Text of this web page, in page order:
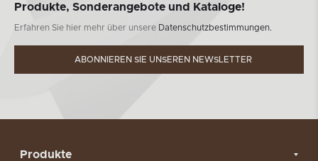
Produkte, Sonderangebote und Kataloge!
Erfahren Sie hier mehr über unsere Datenschutzbestimmungen.
ABONNIEREN SIE UNSEREN NEWSLETTER
Produkte